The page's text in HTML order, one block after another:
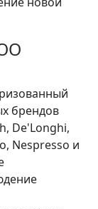
брендов
De'Longhi,
Nespresso и